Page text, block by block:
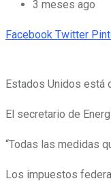
3 meses ago
Facebook Twitter
Estados Unidos está
El secretario de
“Todas las medidas
Los impuestos